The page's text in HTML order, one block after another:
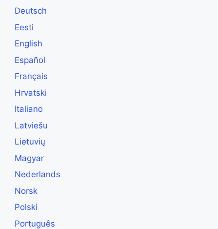
Deutsch
Eesti
English
Español
Français
Hrvatski
Italiano
Latviešu
Lietuvių
Magyar
Nederlands
Norsk
Polski
Português